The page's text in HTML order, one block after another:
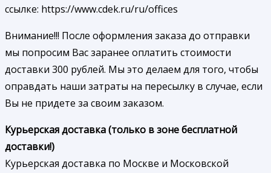
ссылке: https://www.cdek.ru/ru/offices
Внимание!!! После оформления заказа до отправки
мы попросим Вас заранее оплатить стоимости
доставки 300 рублей. Мы это делаем для того, чтобы
оправдать наши затраты на пересылку в случае, если
Вы не придете за своим заказом.
Курьерская доставка (только в зоне бесплатной
доставки!)
Курьерская доставка по Москве и Московской